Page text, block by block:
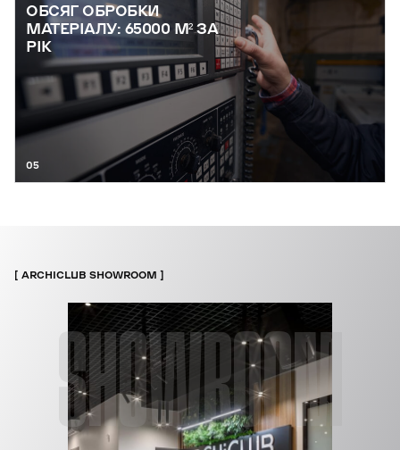
ОБСЯГ ОБРОБКИ
МАТЕРІАЛУ: 65000 М² ЗА
РІК
05
SHOWROOM
ARCHICLUB SHOWROOM